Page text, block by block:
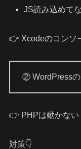
JS読み込めて
👉 Xcodeのコンソ
② WordPressの
👉 PHPは動かない
対策👇